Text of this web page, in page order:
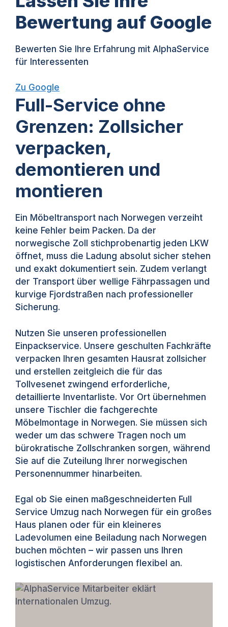
Bewertung auf Google
Bewerten Sie Ihre Erfahrung mit AlphaService
für Interessenten
Zu Google
Full-Service ohne
Grenzen: Zollsicher
verpacken,
demontieren und
montieren
Ein Möbeltransport nach Norwegen verzeiht
keine Fehler beim Packen. Da der
norwegische Zoll stichprobenartig jeden LKW
öffnet, muss die Ladung absolut sicher stehen
und exakt dokumentiert sein. Zudem verlangt
der Transport über wellige Fährpassagen und
kurvige Fjordstraßen nach professioneller
Sicherung.
Nutzen Sie unseren professionellen
Einpackservice. Unsere geschulten Fachkräfte
verpacken Ihren gesamten Hausrat zollsicher
und erstellen zeitgleich die für das
Tollvesenet zwingend erforderliche,
detaillierte Inventarliste. Vor Ort übernehmen
unsere Tischler die fachgerechte
Möbelmontage in Norwegen. Sie müssen sich
weder um das schwere Tragen noch um
bürokratische Zollschranken sorgen, während
Sie auf die Zuteilung Ihrer norwegischen
Personennummer hinarbeiten.
Egal ob Sie einen maßgeschneiderten Full
Service Umzug nach Norwegen für ein großes
Haus planen oder für ein kleineres
Ladevolumen eine Beiladung nach Norwegen
buchen möchten – wir passen uns Ihren
logistischen Anforderungen flexibel an.